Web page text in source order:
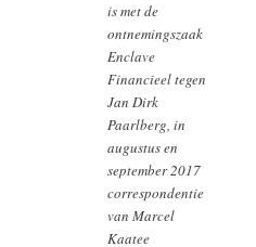
is met de
ontnemingszaak
Enclave
Financieel tegen
Jan Dirk
Paarlberg, in
augustus en
september 2017
correspondentie
van Marcel
Kaatee